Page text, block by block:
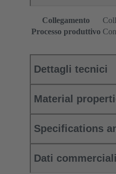
Collegamento
Processo produttivo
Dettagli tecnici
Material
Specifications
Dati commerciali